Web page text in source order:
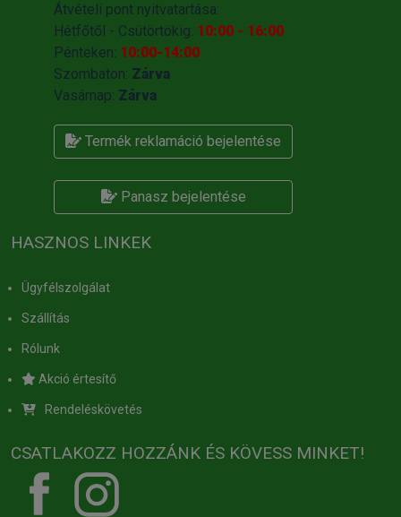
Átvételi pont nyitvatartása:
Hétfőtől - Csütörtökig: 10:00 - 16:00
Pénteken: 10:00-14:00
Szombaton: Zárva
Vasárnap: Zárva
Termék reklamáció bejelentése
Panasz bejelentése
HASZNOS LINKEK
Ügyfélszolgálat
Szállítás
Rólunk
Akció értesítő
Rendeléskövetés
CSATLAKOZZ HOZZÁNK ÉS KÖVESS MINKET!